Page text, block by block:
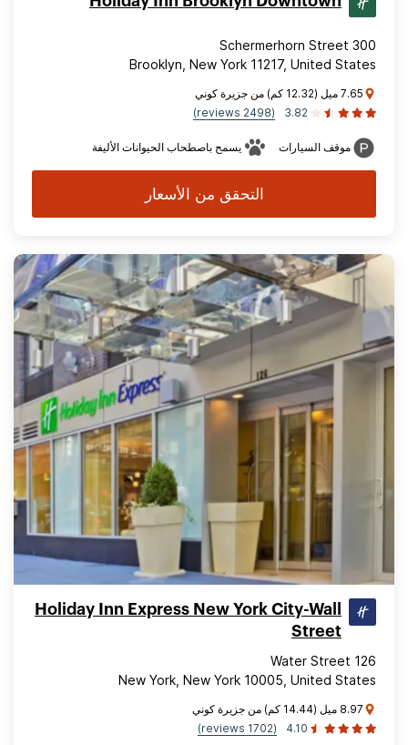
300 Schermerhorn Street
Brooklyn, New York 11217, United States
7.65 ميل (12.32 كم) من جزيرة كوني
3.82
(2498 reviews)
موقف السيارات يسمح باصطحاب الحيوانات الأليفة
التحقق من الأسعار
Holiday Inn Express New York City-Wall
Street
126 Water Street
New York, New York 10005, United States
8.97 ميل (14.44 كم) من جزيرة كوني
4.10
(1702 reviews)